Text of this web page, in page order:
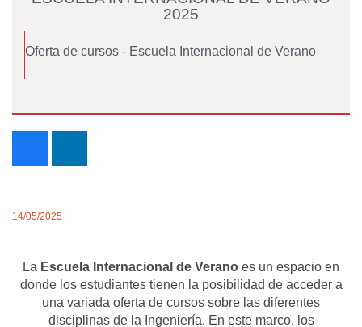
2025
Oferta de cursos - Escuela Internacional de Verano
14/05/2025
La Escuela Internacional de Verano es un espacio en
donde los estudiantes tienen la posibilidad de acceder a
una variada oferta de cursos sobre las diferentes
disciplinas de la Ingeniería. En este marco, los